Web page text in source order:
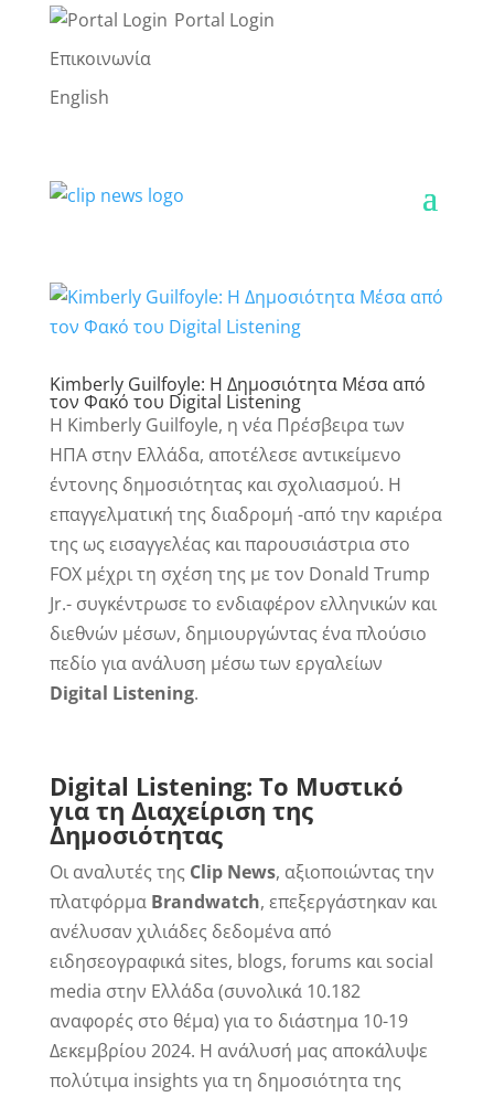
Portal Login
Επικοινωνία
English
Kimberly Guilfoyle: Η Δημοσιότητα Μέσα από
τον Φακό του Digital Listening
Η Kimberly Guilfoyle, η νέα Πρέσβειρα των
ΗΠΑ στην Ελλάδα, αποτέλεσε αντικείμενο
έντονης δημοσιότητας και σχολιασμού. Η
επαγγελματική της διαδρομή -από την καριέρα
της ως εισαγγελέας και παρουσιάστρια στο
FOX μέχρι τη σχέση της με τον Donald Trump
Jr.- συγκέντρωσε το ενδιαφέρον ελληνικών και
διεθνών μέσων, δημιουργώντας ένα πλούσιο
πεδίο για ανάλυση μέσω των εργαλείων
Digital Listening.
Digital Listening: Το Μυστικό
για τη Διαχείριση της
Δημοσιότητας
Οι αναλυτές της Clip News, αξιοποιώντας την
πλατφόρμα Brandwatch, επεξεργάστηκαν και
ανέλυσαν χιλιάδες δεδομένα από
ειδησεογραφικά sites, blogs, forums και social
media στην Ελλάδα (συνολικά 10.182
αναφορές στο θέμα) για το διάστημα 10-19
Δεκεμβρίου 2024. Η ανάλυσή μας αποκάλυψε
πολύτιμα insights για τη δημοσιότητα της